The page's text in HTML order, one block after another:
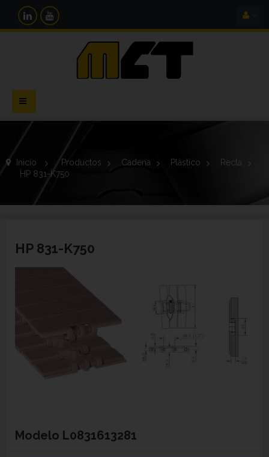
Navegación
Toggle
Inicio > Productos > Cadena > Plástico >
Recta
HP 831-K750
HP 831-K750
Modelo L0831613281